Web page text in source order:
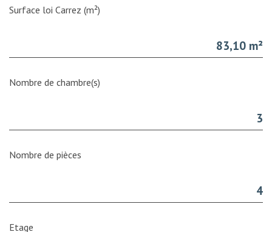
Surface loi Carrez (m²)
83,10 m²
Nombre de chambre(s)
3
Nombre de pièces
4
Etage